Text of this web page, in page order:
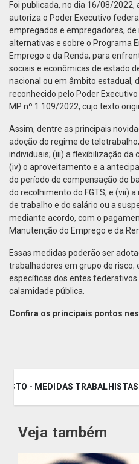
Foi publicada, no dia 16/08/2022,
autoriza o Poder Executivo
empregados e empregadores,
alternativas e sobre o Programa
Emprego e da Renda, para
sociais e econômicas de estado
nacional ou em âmbito estadual,
reconhecido pelo Poder
MP nº 1.109/2022, cujo texto
Assim, dentre as principais
adoção do regime de
individuais; (iii) a flexibilização da
(iv) o aproveitamento e a
do período de compensação do
do recolhimento do FGTS; e (vii)
de trabalho e do salário ou a
mediante acordo, com o
Manutenção do Emprego e da
Essas medidas poderão ser
trabalhadores em grupo de risco;
específicas dos entes
calamidade pública.
Confira os principais pontos
- MEDIDAS
Veja também